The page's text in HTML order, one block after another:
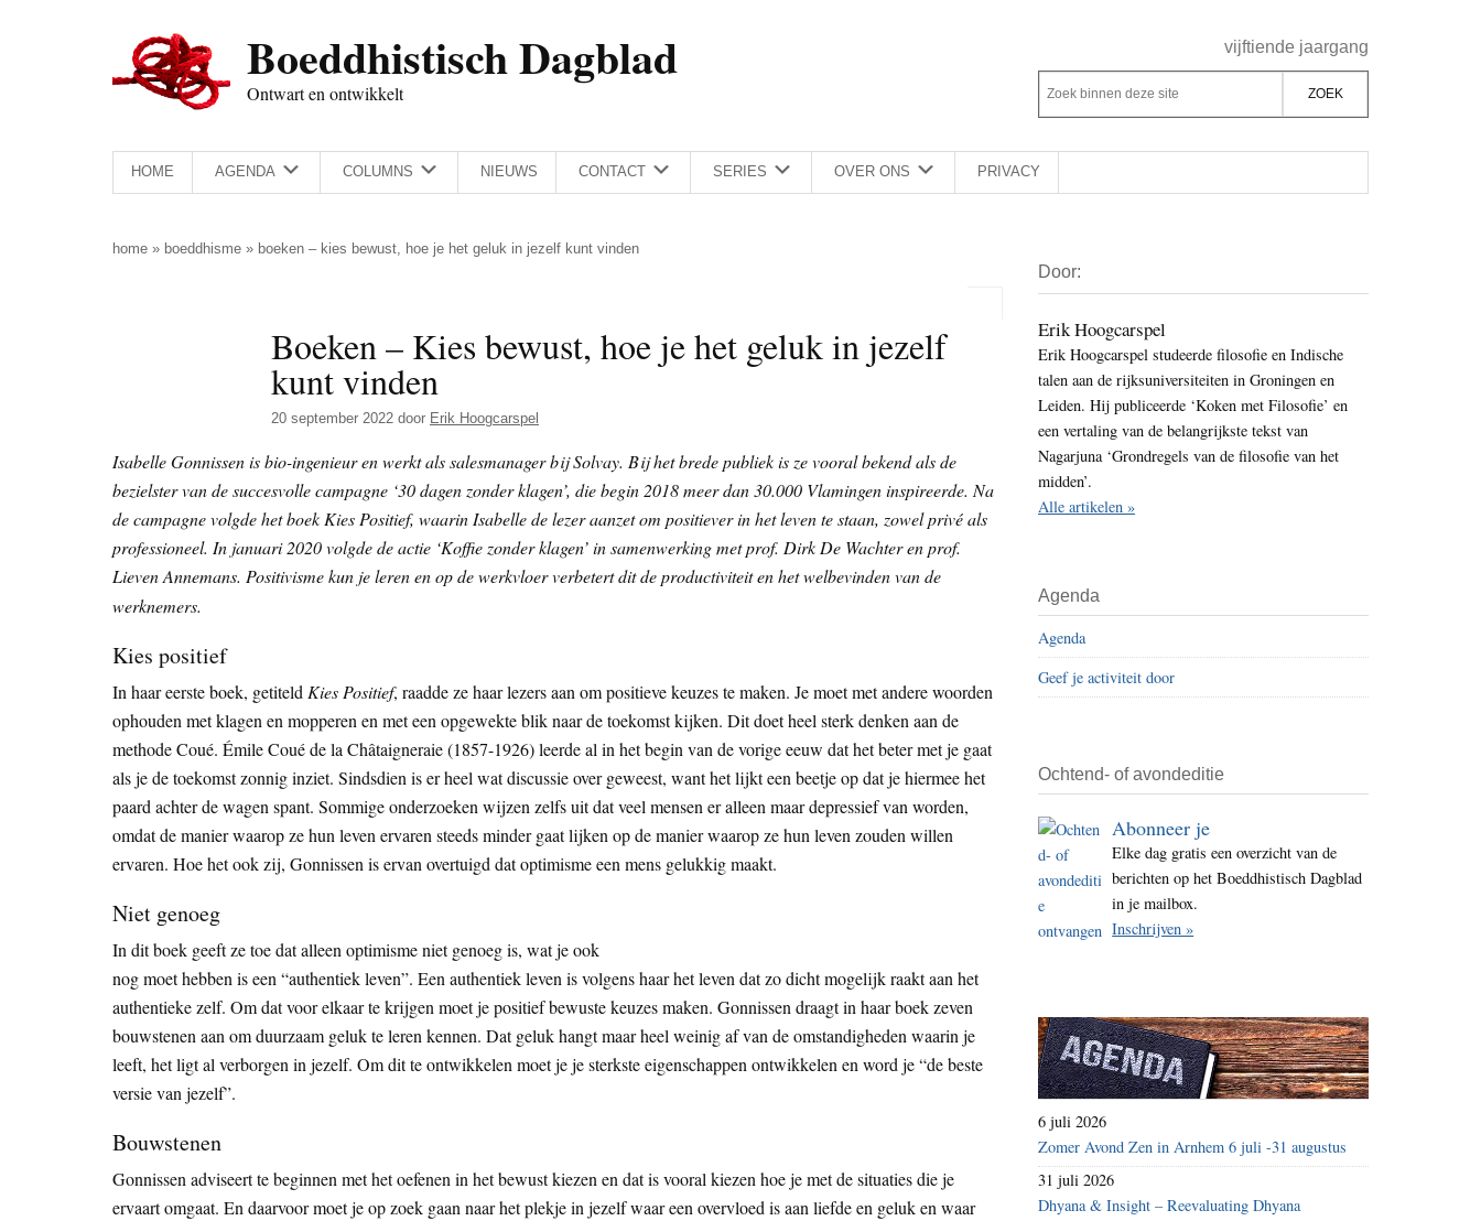
Boeddhistisch Dagblad
Ontwart en ontwikkelt
Rechts
vijftiende jaargang
Z
o
e
k
d
e
z
e
s
i
t
e
Z
o
k
b
n
n
d
e
z
e
s
i
HOME AGENDA COLUMNS NIEUWS CONTACT SERIES OVER ONS PRIVACY
home » boeddhisme » boeken – kies bewust, hoe je het geluk in jezelf kunt vinden
Boeken – Kies bewust, hoe je het geluk in jezelf
kunt vinden
20 september 2022 door Erik Hoogcarspel
Isabelle Gonnissen is bio-ingenieur en werkt als salesmanager bij Solvay. Bij het brede publiek is ze vooral bekend als de
bezielster van de succesvolle campagne ‘30 dagen zonder klagen’, die begin 2018 meer dan 30.000 Vlamingen inspireerde. Na
de campagne volgde het boek Kies Positief, waarin Isabelle de lezer aanzet om positiever in het leven te staan, zowel privé als
professioneel. In januari 2020 volgde de actie ‘Koffie zonder klagen’ in samenwerking met prof. Dirk De Wachter en prof.
Lieven Annemans. Positivisme kun je leren en op de werkvloer verbetert dit de productiviteit en het welbevinden van de
werknemers.
Kies positief
In haar eerste boek, getiteld Kies Positief, raadde ze haar lezers aan om positieve keuzes te maken. Je moet met andere woorden
ophouden met klagen en mopperen en met een opgewekte blik naar de toekomst kijken. Dit doet heel sterk denken aan de
methode Coué. Émile Coué de la Châtaigneraie (1857-1926) leerde al in het begin van de vorige eeuw dat het beter met je gaat
als je de toekomst zonnig inziet. Sindsdien is er heel wat discussie over geweest, want het lijkt een beetje op dat je hiermee het
paard achter de wagen spant. Sommige onderzoeken wijzen zelfs uit dat veel mensen er alleen maar depressief van worden,
omdat de manier waarop ze hun leven ervaren steeds minder gaat lijken op de manier waarop ze hun leven zouden willen
ervaren. Hoe het ook zij, Gonnissen is ervan overtuigd dat optimisme een mens gelukkig maakt.
Niet genoeg
In dit boek geeft ze toe dat alleen optimisme niet genoeg is, wat je ook
nog moet hebben is een “authentiek leven”. Een authentiek leven is volgens haar het leven dat zo dicht mogelijk raakt aan het
authentieke zelf. Om dat voor elkaar te krijgen moet je positief bewuste keuzes maken. Gonnissen draagt in haar boek zeven
bouwstenen aan om duurzaam geluk te leren kennen. Dat geluk hangt maar heel weinig af van de omstandigheden waarin je
leeft, het ligt al verborgen in jezelf. Om dit te ontwikkelen moet je je sterkste eigenschappen ontwikkelen en word je “de beste
versie van jezelf”.
Bouwstenen
Gonnissen adviseert te beginnen met het oefenen in het bewust kiezen en dat is vooral kiezen hoe je met de situaties die je
ervaart omgaat. En daarvoor moet je op zoek gaan naar het plekje in jezelf waar een overvloed is aan liefde en geluk en waar
Sidebar
Door:
Erik Hoogcarspel
Erik Hoogcarspel studeerde filosofie en Indische
talen aan de rijksuniversiteiten in Groningen en
Leiden. Hij publiceerde ‘Koken met Filosofie’ en
een vertaling van de belangrijkste tekst van
Nagarjuna ‘Grondregels van de filosofie van het
midden’.
Alle artikelen »
Agenda
Agenda
Geef je activiteit door
Ochtend- of avondeditie
Abonneer je
Elke dag gratis een overzicht van de
berichten op het Boeddhistisch Dagblad
in je mailbox.
Inschrijven »
6 juli 2026
Zomer Avond Zen in Arnhem 6 juli -31 augustus
31 juli 2026
Dhyana & Insight – Reevaluating Dhyana